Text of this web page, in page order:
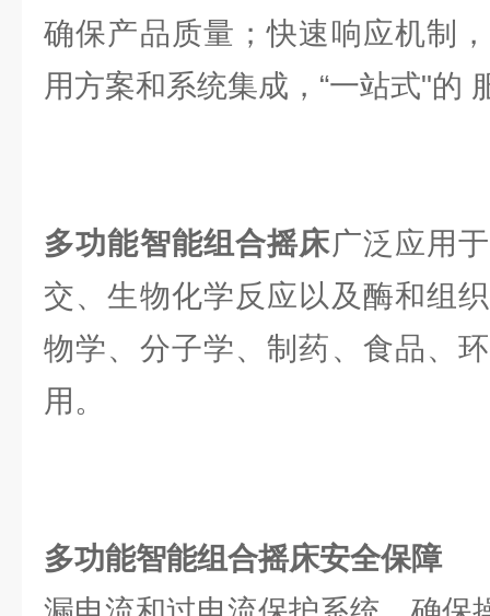
确保产品质量；快速响应机制
用方案和系统集成，“一站式"的
多功能智能组合摇床广泛应用
交、生物化学反应以及酶和组
物学、分子学、制药、食品、
用。
多功能智能组合摇床安全保障